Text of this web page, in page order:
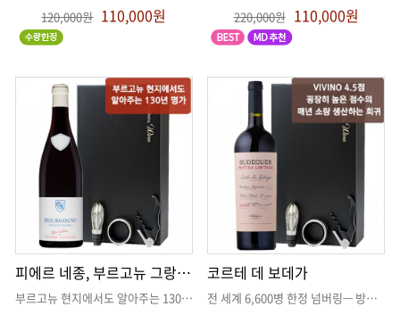
120,000원 110,000원 220,000원 110,000원
피에르 네종, 부르고뉴 그랑샤름 2020
부르고뉴 현지에서도 알아주는 130년 명가, 피에르 네종 . .
코르테 데 보데가
전 세계 6,600병 한정 넘버링— 방송에서 '찐’으로 화제가